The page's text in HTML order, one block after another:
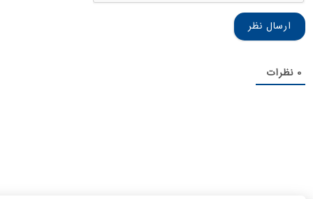
0 نظرات